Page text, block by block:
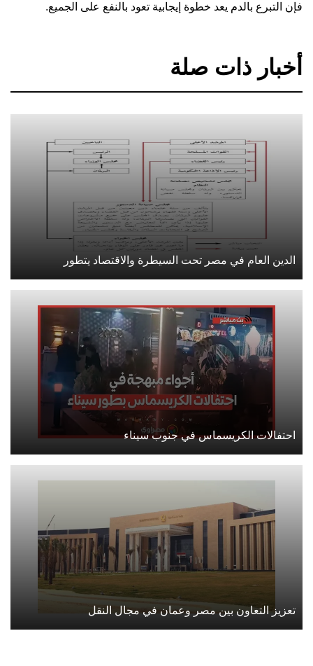
فإن التبرع بالدم يعد خطوة إيجابية تعود بالنفع على الجميع.
أخبار ذات صلة
الدين العام في مصر تحت السيطرة والاقتصاد يتطور
احتفالات الكريسماس في جنوب سيناء
تعزيز التعاون بين مصر وعمان في مجال النقل